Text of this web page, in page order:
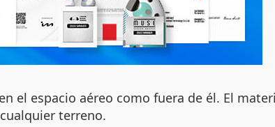
el espacio aéreo como fuera de él. El
terreno.